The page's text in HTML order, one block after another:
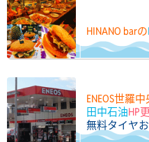
HINANO barの
ENEOS世羅中
田中石油HP
無料タイヤ